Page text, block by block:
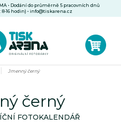
• Dodání do průměrně 5 pracovních dnů
8-16 hodin) •info@tiskarena.cz
Jmenný černý
černý
FOTOKALENDÁŘ